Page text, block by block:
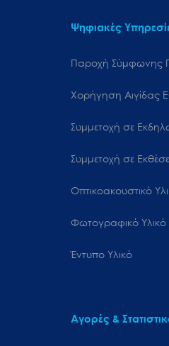
Ψηφιακές
Παροχή Σύμφωνης
Χορήγηση Αιγίδας
Συμμετοχή σε
Συμμετοχή σε
Οπτικοακουστικό
Φωτογραφικό Υλικό
Έντυπο Υλικό
Αγορές &